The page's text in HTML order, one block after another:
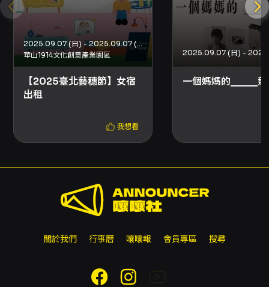
係、自我認同、家庭對話與多元擁抱等內容。
核心在於關係練習，期許更多人看完這本書能理
解「縱使我們都不完美，但我們依然擁有愛人的
能力，能夠愛人也值得被愛。」的理念傳遞。出
版後，獲得廣大讀者們的感動推薦與分享，
裡，將該書改編為舞台劇作品。
由台北文學獎首獎得主郭宸瑋進行原著改編，偕
同北藝大劇場藝術創作研究所的專業劇場團隊與
演員，製造觀眾窺探一對同志伴侶日常生活的魔
一無二的關係練習。
是要失去自我的向下沉淪，還是兩人找回當初在
2025.09.07 (日) - 2025.09.07 (日)
華山1914文化創意產業園區
【2025臺北藝穗節】女宿
出租
我想看
一個媽媽的_____
關於我們 行事曆 嚷嚷報 會員專區 搜尋